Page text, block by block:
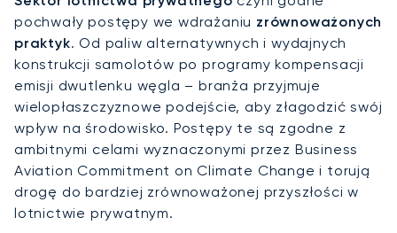
pochwały postępy we wdrażaniu zrównoważonych
praktyk. Od paliw alternatywnych i wydajnych
konstrukcji samolotów po programy kompensacji
emisji dwutlenku węgla – branża przyjmuje
wielopłaszczyznowe podejście, aby złagodzić swój
wpływ na środowisko. Postępy te są zgodne z
ambitnymi celami wyznaczonymi przez Business
Aviation Commitment on Climate Change i torują
drogę do bardziej zrównoważonej przyszłości w
lotnictwie prywatnym.